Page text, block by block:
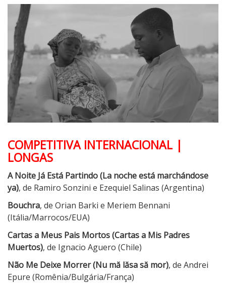
COMPETITIVA INTERNACIONAL |
LONGAS
A Noite Já Está Partindo (La noche está marchándose
ya), de Ramiro Sonzini e Ezequiel Salinas (Argentina)
Bouchra, de Orian Barki e Meriem Bennani
(Itália/Marrocos/EUA)
Cartas a Meus Pais Mortos (Cartas a Mis Padres
Muertos), de Ignacio Aguero (Chile)
Não Me Deixe Morrer (Nu mă lăsa să mor), de Andrei
Epure (Romênia/Bulgária/França)